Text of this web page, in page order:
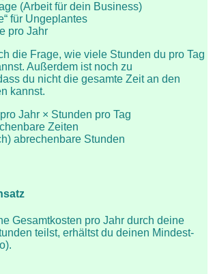
(Arbeit für dein Business)
für Ungeplantes
pro Jahr
die Frage, wie viele Stunden du pro Tag
Außerdem ist noch zu
du nicht die gesamte Zeit an den
kannst.
Jahr × Stunden pro Tag
Zeiten
abrechenbare Stunden
Gesamtkosten pro Jahr durch deine
teilst, erhältst du deinen Mindest-